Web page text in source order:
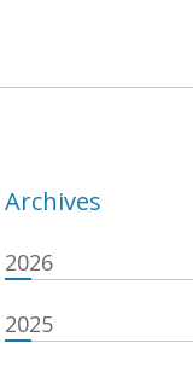
Archives
2026
2025